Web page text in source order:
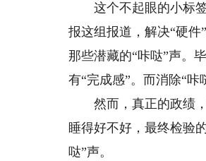
这个不起眼的小标签
报这组报道，解决“硬
那些潜藏的“咔哒”声。
有“完成感”。而消除“咔
然而，真正的政绩，
睡得好不好，最终检验
哒”声。